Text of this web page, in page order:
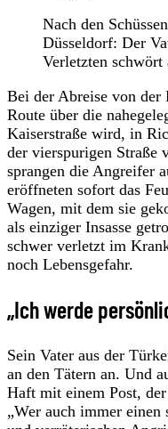
Nach den
Düsseldorf: Der
Verletzten
Bei der Abreise von der
Route über die
Kaiserstraße wird, in
der vierspurigen Straße
sprangen die Angreifer
eröffneten sofort das
Wagen, mit dem sie
als einziger Insasse
schwer verletzt im
noch Lebensgefahr.
„Ich werde
Sein Vater aus der
an den Tätern an. Und
Haft mit einem Post,
„Wer auch immer einen